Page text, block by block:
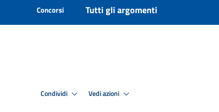
Concorsi Tutti gli argomenti
Condividi Vedi azioni